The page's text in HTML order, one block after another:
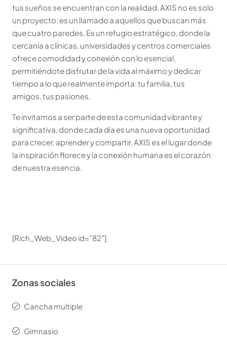
tus sueños se encuentran con la realidad. AXIS no es solo
un proyecto; es un llamado a aquellos que buscan más
que cuatro paredes. Es un refugio estratégico, donde la
cercanía a clínicas, universidades y centros comerciales
ofrece comodidad y conexión con lo esencial,
permitiéndote disfrutar de la vida al máximo y dedicar
tiempo a lo que realmente importa: tu familia, tus
amigos, tus pasiones.
Te invitamos a ser parte de esta comunidad vibrante y
significativa, donde cada día es una nueva oportunidad
para crecer, aprender y compartir. AXIS es el lugar donde
la inspiración florece y la conexión humana es el corazón
de nuestra esencia.
[Rich_Web_Video id=”82″]
Zonas sociales
Cancha multiple
Gimnasio